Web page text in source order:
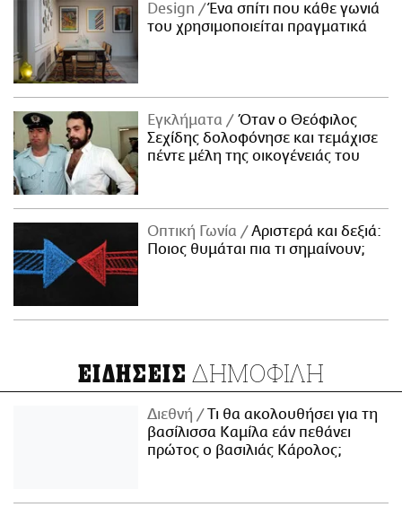
Design
Ένα σπίτι που κάθε γωνιά
του χρησιμοποιείται πραγματικά
Εγκλήματα
Όταν ο Θεόφιλος
Σεχίδης δολοφόνησε και τεμάχισε
πέντε μέλη της οικογένειάς του
Οπτική Γωνία
Αριστερά και δεξιά:
Ποιος θυμάται πια τι σημαίνουν;
ΕΙΔΗΣΕΙΣ ΔΗΜΟΦΙΛΗ
Διεθνή
Τι θα ακολουθήσει για τη
βασίλισσα Καμίλα εάν πεθάνει
πρώτος ο βασιλιάς Κάρολος;